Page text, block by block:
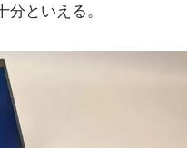
といえる。